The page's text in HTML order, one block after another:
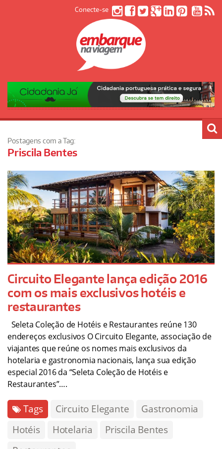
Conecte-se
Postagens com a Tag:
Priscila Bentes
Circuito Elegante lança edição 2016
com os mais exclusivos hotéis e
restaurantes
Seleta Coleção de Hotéis e Restaurantes reúne 130
endereços exclusivos O Circuito Elegante, associação de
viajantes que reúne os nomes mais exclusivos da
hotelaria e gastronomia nacionais, lança sua edição
especial 2016 da “Seleta Coleção de Hotéis e
Restaurantes”….
Tags Circuito Elegante
Gastronomia
Hotéis
Hotelaria
Priscila Bentes